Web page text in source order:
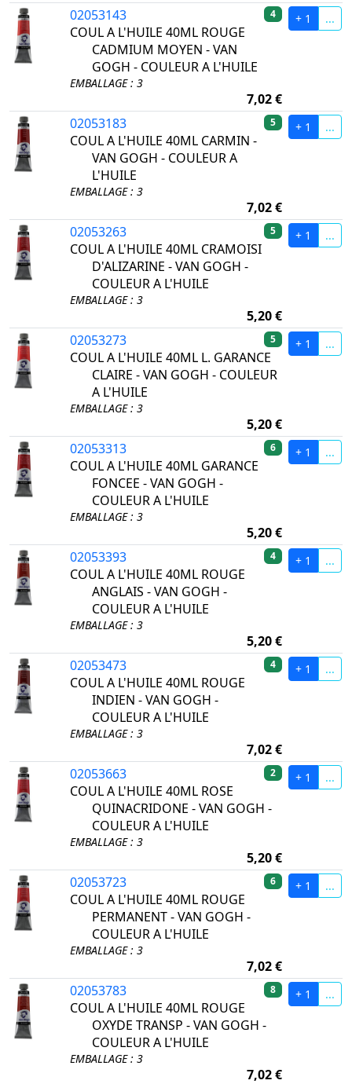
02053143
COUL A L'HUILE 40ML ROUGE
CADMIUM MOYEN - VAN
GOGH - COULEUR A L'HUILE
EMBALLAGE : 3
4
7,02 €
+ 1 ...
02053183
COUL A L'HUILE 40ML CARMIN -
VAN GOGH - COULEUR A
L'HUILE
EMBALLAGE : 3
5
7,02 €
+ 1 ...
02053263
COUL A L'HUILE 40ML CRAMOISI
D'ALIZARINE - VAN GOGH -
COULEUR A L'HUILE
EMBALLAGE : 3
5
5,20 €
+ 1 ...
02053273
COUL A L'HUILE 40ML L. GARANCE
CLAIRE - VAN GOGH - COULEUR
A L'HUILE
EMBALLAGE : 3
5
5,20 €
+ 1 ...
02053313
COUL A L'HUILE 40ML GARANCE
FONCEE - VAN GOGH -
COULEUR A L'HUILE
EMBALLAGE : 3
6
5,20 €
+ 1 ...
02053393
COUL A L'HUILE 40ML ROUGE
ANGLAIS - VAN GOGH -
COULEUR A L'HUILE
EMBALLAGE : 3
4
5,20 €
+ 1 ...
02053473
COUL A L'HUILE 40ML ROUGE
INDIEN - VAN GOGH -
COULEUR A L'HUILE
EMBALLAGE : 3
4
7,02 €
+ 1 ...
02053663
COUL A L'HUILE 40ML ROSE
QUINACRIDONE - VAN GOGH -
COULEUR A L'HUILE
EMBALLAGE : 3
2
5,20 €
+ 1 ...
02053723
COUL A L'HUILE 40ML ROUGE
PERMANENT - VAN GOGH -
COULEUR A L'HUILE
EMBALLAGE : 3
6
7,02 €
+ 1 ...
02053783
COUL A L'HUILE 40ML ROUGE
OXYDE TRANSP - VAN GOGH -
COULEUR A L'HUILE
EMBALLAGE : 3
8
7,02 €
+ 1 ...